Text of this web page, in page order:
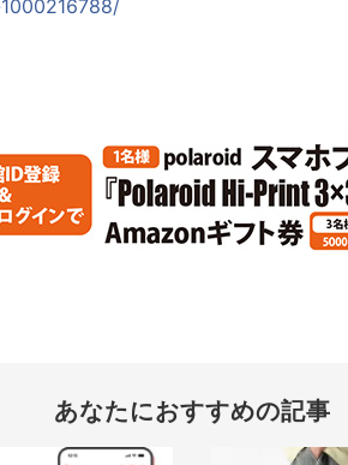
あなたにおすすめの記事